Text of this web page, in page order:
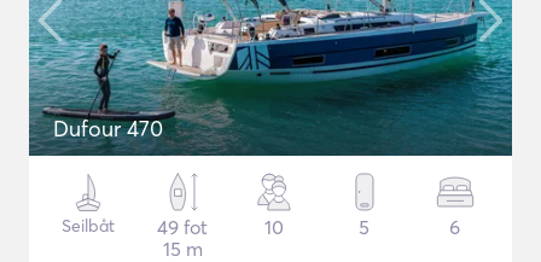
Dufour 470
Seilbåt
49 fot
15 m
10 5 6